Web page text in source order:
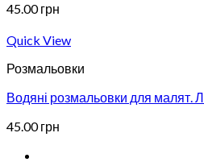
45.00грн
Quick View
Розмальовки
Водяні розмальовки для малят.
45.00грн